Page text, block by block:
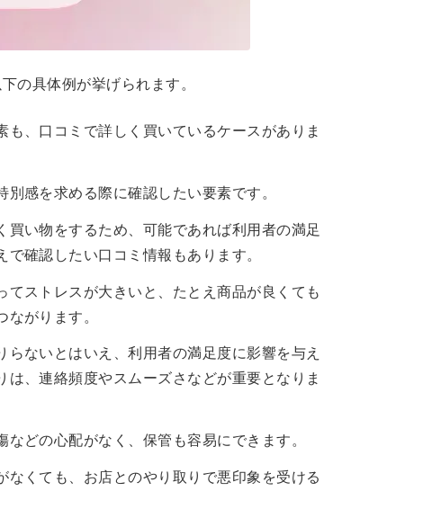
の具体例が挙げられます。
、口コミで詳しく買いているケースがありま
感を求める際に確認したい要素です。
い物をするため、可能であれば利用者の満足
確認したい口コミ情報もあります。
ストレスが大きいと、たとえ商品が良くても
がります。
ないとはいえ、利用者の満足度に影響を与え
、連絡頻度やスムーズさなどが重要となりま
どの心配がなく、保管も容易にできます。
なくても、お店とのやり取りで悪印象を受ける